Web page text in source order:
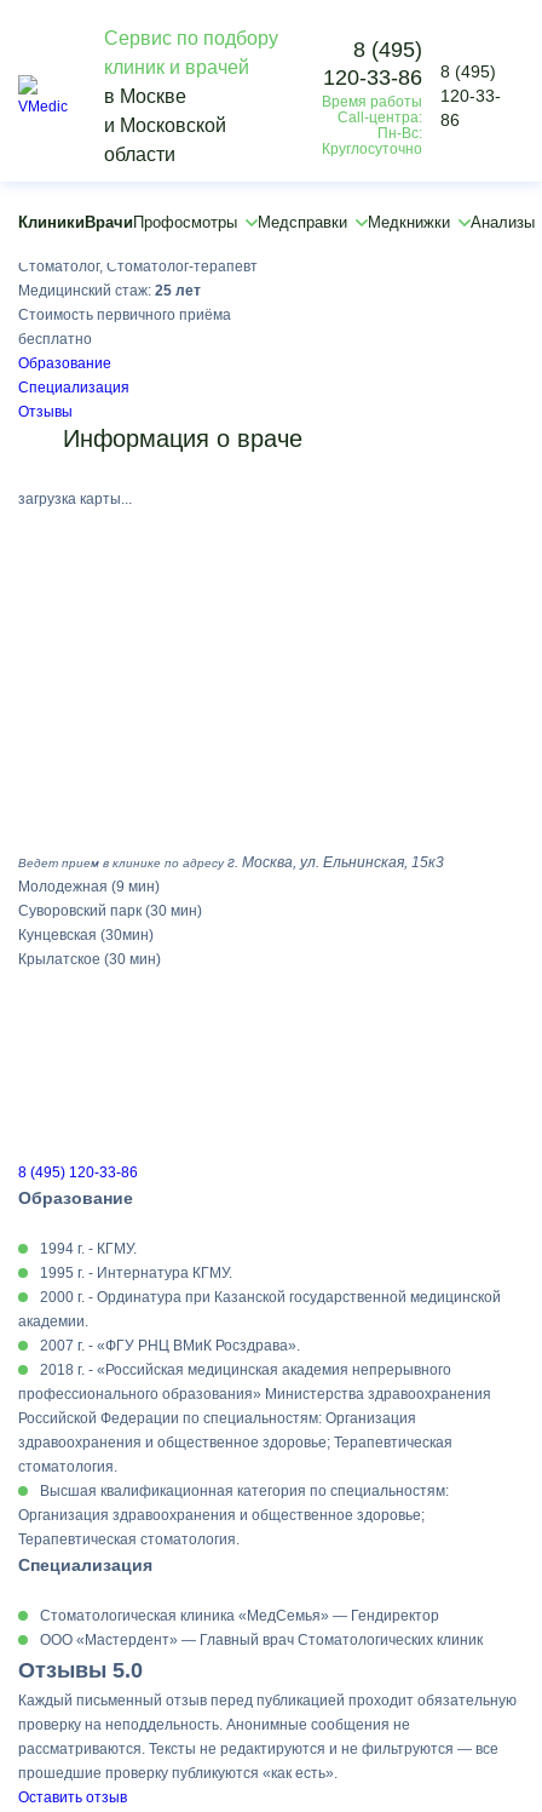
Сервис по подбору
клиник и врачей
в Москве
и Московской
области
8 (495)
120-33-86
Время работы
Call-центра:
Пн-Вс:
Круглосуточно
8 (495)
120-33-
86
Клиники Врачи Профосмотры Медсправки Медкнижки Анализы
Vmedic
Врачи
Лебедева Эльвира Ильдаровна
Лебедева Эльвира Ильдаровна
Стоматолог, Стоматолог-терапевт
Медицинский стаж: 25 лет
Стоимость первичного приёма
бесплатно
Образование
Специализация
Отзывы
Информация о враче
загрузка карты...
Ведет прием в клинике по адресу г. Москва, ул. Ельнинская, 15к3
Молодежная (9 мин)
Суворовский парк (30 мин)
Кунцевская (30мин)
Крылатское (30 мин)
8 (495) 120-33-86
Образование
1994 г. - КГМУ.
1995 г. - Интернатура КГМУ.
2000 г. - Ординатура при Казанской государственной медицинской
академии.
2007 г. - «ФГУ РНЦ ВМиК Росздрава».
2018 г. - «Российская медицинская академия непрерывного
профессионального образования» Министерства здравоохранения
Российской Федерации по специальностям: Организация
здравоохранения и общественное здоровье; Терапевтическая
стоматология.
Высшая квалификационная категория по специальностям:
Организация здравоохранения и общественное здоровье;
Терапевтическая стоматология.
Специализация
Стоматологическая клиника «МедСемья» — Гендиректор
ООО «Мастердент» — Главный врач Стоматологических клиник
Отзывы 5.0
Каждый письменный отзыв перед публикацией проходит обязательную
проверку на неподдельность. Анонимные сообщения не
рассматриваются. Тексты не редактируются и не фильтруются — все
прошедшие проверку публикуются «как есть».
Оставить отзыв